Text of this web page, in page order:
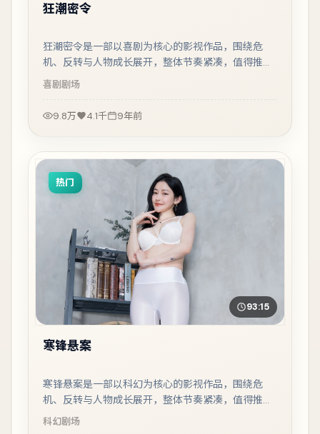
狂潮密令
狂潮密令是一部以喜剧为核心的影视作品，围绕危
机、反转与人物成长展开，整体节奏紧凑，值得推荐
观看。
喜剧剧场
9.8万 4.1千 9年前
热门
93:15
寒锋悬案
寒锋悬案是一部以科幻为核心的影视作品，围绕危
机、反转与人物成长展开，整体节奏紧凑，值得推荐
观看。
科幻剧场